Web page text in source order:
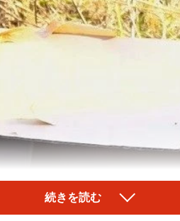
続きを読む